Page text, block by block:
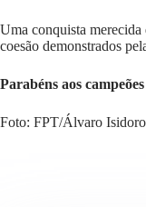
Uma conquista merecida
coesão demonstrados
Parabéns aos
Foto: FPT/Álvaro Isidoro